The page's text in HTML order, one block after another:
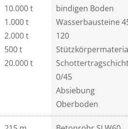
10.000 t
1.000 t
2.000 t
500 t
20.000 t
bindigen Boden
Wasserbausteine
120
0/45
Absiebung
Oberboden